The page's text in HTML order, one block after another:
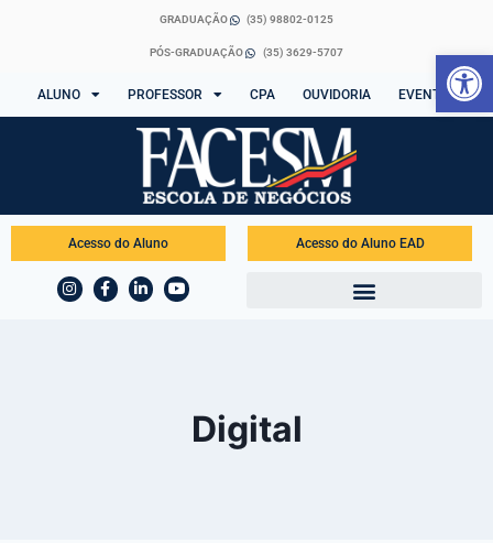
GRADUAÇÃO (35) 98802-0125
PÓS-GRADUAÇÃO (35) 3629-5707
ALUNO PROFESSOR CPA OUVIDORIA EVENTOS
Acesso do Aluno Acesso do Aluno EAD
Digital
Abrir